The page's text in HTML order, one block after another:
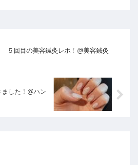
５回目の美容鍼灸レポ！@美容鍼灸
した！@ハン